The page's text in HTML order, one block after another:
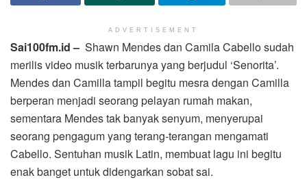
ADVERTISEMENT
Sai100fm.id – Shawn Mendes dan Camila Cabello sudah
merilis video musik terbarunya yang berjudul ‘Senorita’.
Mendes dan Camilla tampil begitu mesra dengan Camilla
berperan menjadi seorang pelayan rumah makan,
sementara Mendes tak banyak senyum, menyerupai
seorang pengagum yang terang-terangan mengamati
Cabello. Sentuhan musik Latin, membuat lagu ini begitu
enak banget untuk didengarkan sobat sai.